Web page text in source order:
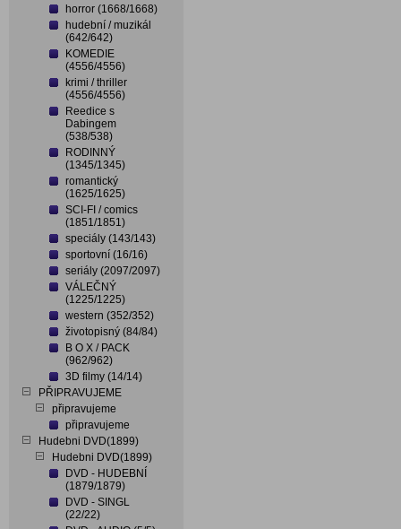
horror (1668/1668)
hudební / muzikál
(642/642)
KOMEDIE
(4556/4556)
krimi / thriller
(4556/4556)
Reedice s
Dabingem
(538/538)
RODINNÝ
(1345/1345)
romantický
(1625/1625)
SCI-FI / comics
(1851/1851)
speciály (143/143)
sportovní (16/16)
seriály (2097/2097)
VÁLEČNÝ
(1225/1225)
western (352/352)
životopisný (84/84)
B O X / PACK
(962/962)
3D filmy (14/14)
PŘIPRAVUJEME
připravujeme
připravujeme
Hudebni DVD(1899)
Hudebni DVD(1899)
DVD - HUDEBNÍ
(1879/1879)
DVD - SINGL
(22/22)